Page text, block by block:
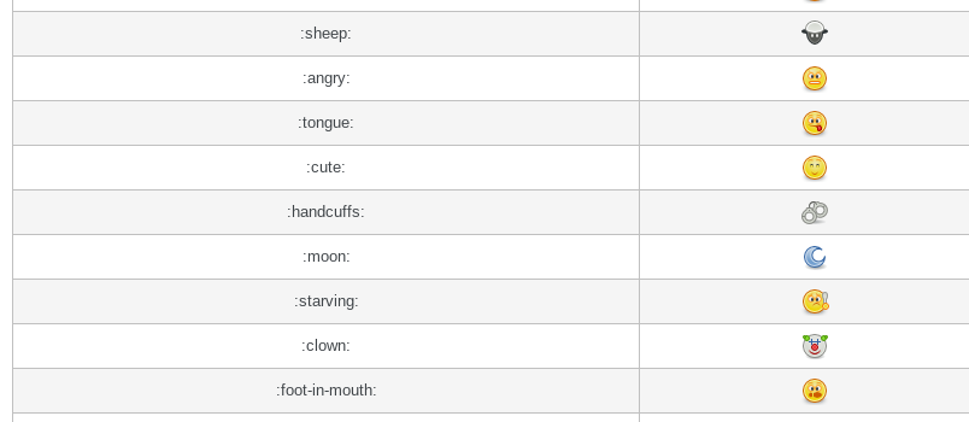
:sheep:
:angry:
:tongue:
:cute:
:handcuffs:
:moon:
:starving:
:clown:
:foot-in-mouth: